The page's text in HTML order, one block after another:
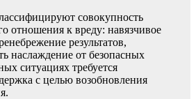
совокупность
отношения к вреду: навязчивое
результатов,
наслаждение от безопасных
ситуациях требуется
с целью возобновления